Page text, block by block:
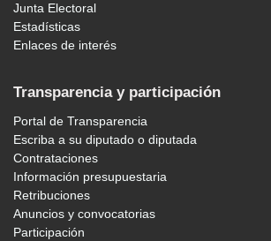
Junta Electoral
Estadísticas
Enlaces de interés
Transparencia y participación
Portal de Transparencia
Escriba a su diputado o diputada
Contrataciones
Información presupuestaria
Retribuciones
Anuncios y convocatorias
Participación